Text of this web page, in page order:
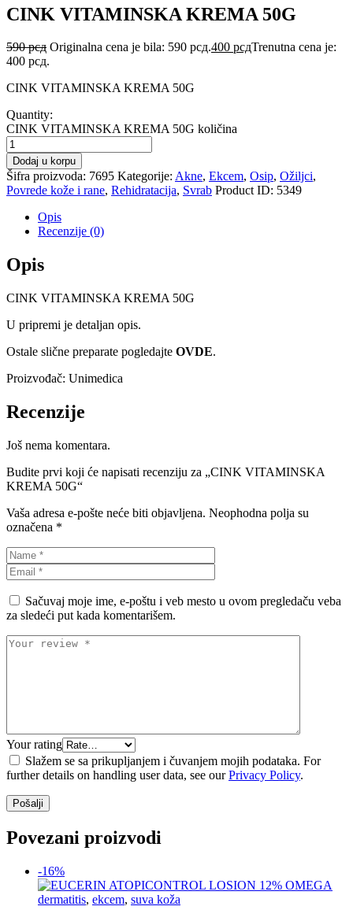
CINK VITAMINSKA KREMA 50G
590рсд Originalna cena je bila: 590 рсд.400 рсдTrenutna cena je:
400 рсд.
CINK VITAMINSKA KREMA 50G
Quantity:
CINK VITAMINSKA KREMA 50G količina
Dodaj u korpu
Šifra proizvoda: 7695 Kategorije: Akne, Ekcem, Osip, Ožiljci,
Povrede kože i rane, Rehidratacija, Svrab Product ID: 5349
Opis
Recenzije (0)
Opis
CINK VITAMINSKA KREMA 50G
U pripremi je detaljan opis.
Ostale slične preparate pogledajte OVDE.
Proizvođač: Unimedica
Recenzije
Još nema komentara.
Budite prvi koji će napisati recenziju za „CINK VITAMINSKA
KREMA 50G“
Vaša adresa e-pošte neće biti objavljena. Neophodna polja su
označena *
Sačuvaj moje ime, e-poštu i veb mesto u ovom pregledaču veba
za sledeći put kada komentarišem.
Your rating
Slažem se sa prikupljanjem i čuvanjem mojih podataka. For
further details on handling user data, see ourPrivacy Policy.
Povezani proizvodi
-16%
dermatitis, ekcem, suva koža